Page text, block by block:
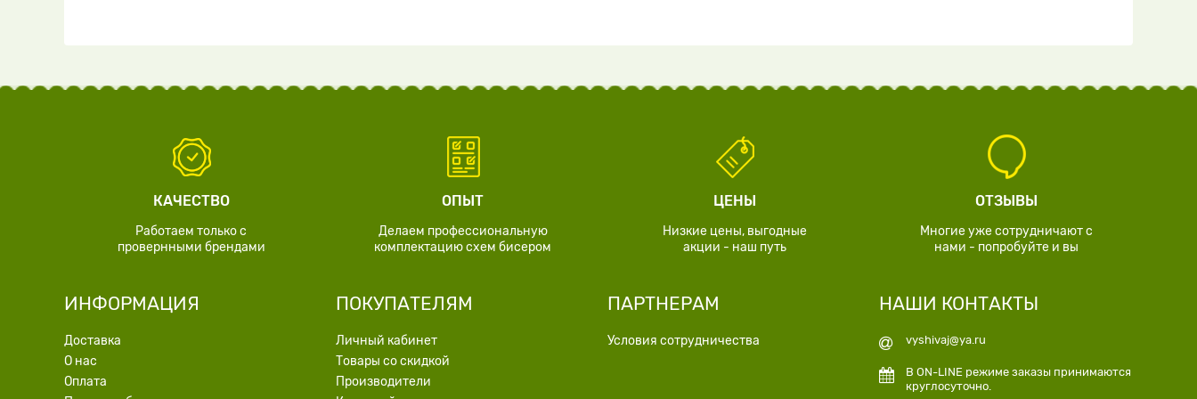
КАЧЕСТВО
Работаем только с
провернными брендами
ОПЫТ
Делаем профессиональную
комплектацию схем бисером
ЦЕНЫ
Низкие цены, выгодные
акции - наш путь
ОТЗЫВЫ
Многие уже сотрудничают с
нами - попробуйте и вы
ИНФОРМАЦИЯ
Доставка
О нас
Оплата
ПОКУПАТЕЛЯМ
Личный кабинет
Товары со скидкой
Производители
ПАРТНЕРАМ
Условия сотрудничества
НАШИ КОНТАКТЫ
vyshivaj@ya.ru
В ON-LINE режиме заказы принимаются
круглосуточно.